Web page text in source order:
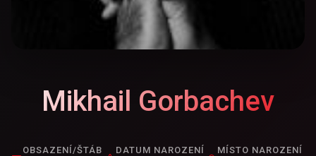
Mikhail Gorbachev
OBSAZENÍ/ŠTÁB DATUM NAROZENÍ MÍSTO NAROZENÍ